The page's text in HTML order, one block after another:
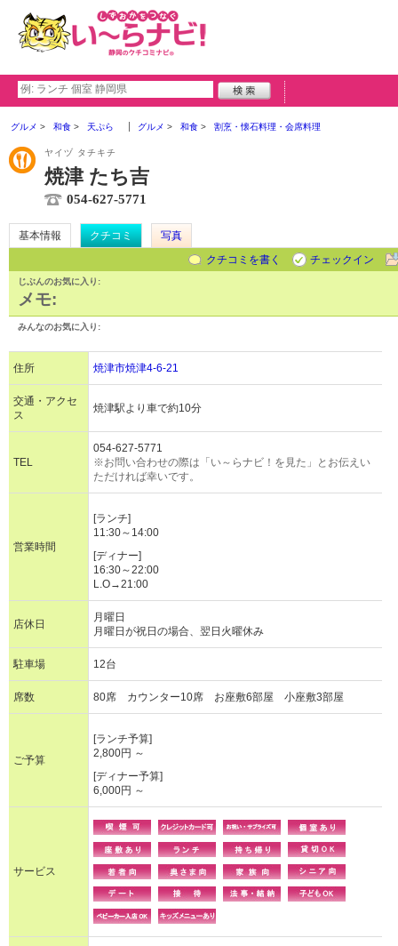
グルメ 和食 天ぷら グルメ 和食 割烹・懐石料理・会席料理
ヤイヅ タチキチ
焼津 たち吉
054-627-5771
基本情報 クチコミ
写真
クチコミを書く
チェックイン
じぶんのお気に入り:
メモ:
みんなのお気に入り:
住所 焼津市焼津4-6-21
交通・アクセ
ス
焼津駅より車で約10分
TEL
054-627-5771
※お問い合わせの際は「い～らナビ！を見た」とお伝えい
ただければ幸いです。
営業時間
[ランチ]
11:30～14:00
[ディナー]
16:30～22:00
L.O→21:00
店休日
月曜日
月曜日が祝日の場合、翌日火曜休み
駐車場 12台
席数 80席 カウンター10席 お座敷6部屋 小座敷3部屋
ご予算
[ランチ予算]
2,800円 ～
[ディナー予算]
6,000円 ～
サービス